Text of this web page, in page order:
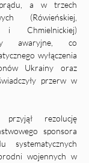
a w trzech
(Rówieńskiej,
i Chmielnickiej)
awaryjne, co
wyłączenia
Ukrainy oraz
przerw w
przyjął rezolucję
sponsora
systematycznych
wojennych w